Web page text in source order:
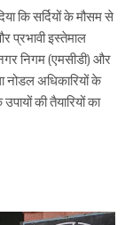
कि सर्दियों के मौसम से
इस्तेमाल
नगर निगम (एमसीडी) और
नोडल अधिकारियों के
की तैयारियों का